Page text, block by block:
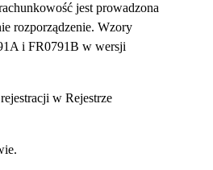
jest prowadzona
rozporządzenie. Wzory
i FR0791B w wersji
rejestracji w Rejestrze